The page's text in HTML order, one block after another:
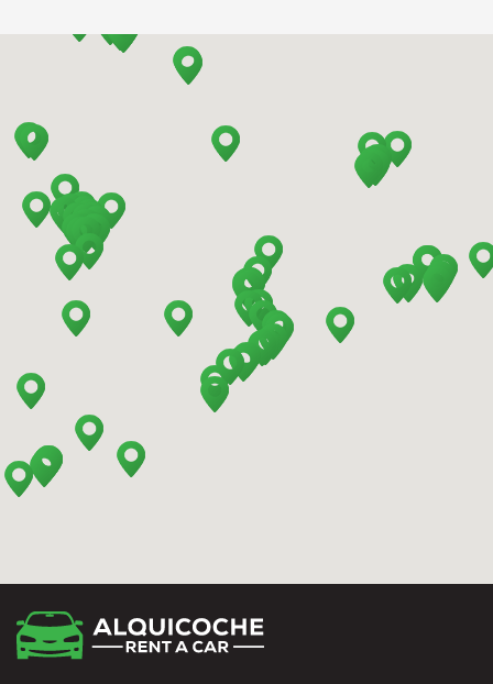
Barcelona - El Prat
Barcelona - Mataro
Barcelona - Terrassa
Benidorm - Centro
Bilbao - Barakaldo
Bilbao - Deusto
Calpe - Ciudad